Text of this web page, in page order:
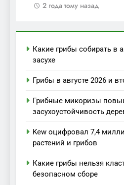
2 года тому назад
Какие грибы собирать в
засухе
Грибы в августе 2026 и
Грибные микоризы
засухоустойчивость
Kew оцифровал 7,4
растений и грибов
Какие грибы нельзя
безопасном сборе